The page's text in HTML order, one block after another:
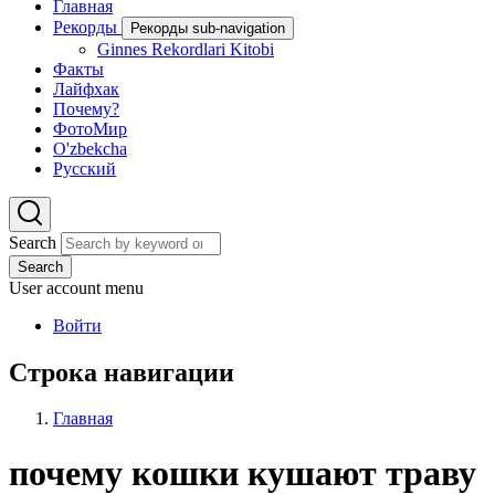
Главная
Рекорды
Рекорды sub-navigation
Ginnes Rekordlari Kitobi
Факты
Лайфхак
Почему?
ФотоМир
O'zbekcha
Русский
Search
Search
User account menu
Войти
Строка навигации
Главная
почему кошки кушают траву